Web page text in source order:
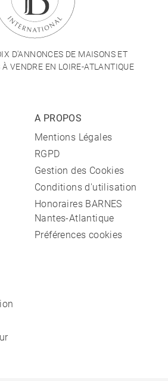
D'ANNONCES DE MAISONS ET
VENDRE EN LOIRE-ATLANTIQUE
A PROPOS
Mentions Légales
RGPD
Gestion des Cookies
Conditions d'utilisation
Honoraires BARNES
Nantes-Atlantique
Préférences cookies